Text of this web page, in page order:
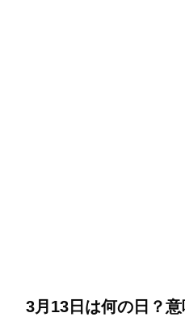
3月13日は何の日？